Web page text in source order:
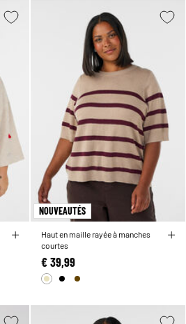
NOUVEAUTÉS
Haut en maille rayée à manches
courtes
€ 39,99